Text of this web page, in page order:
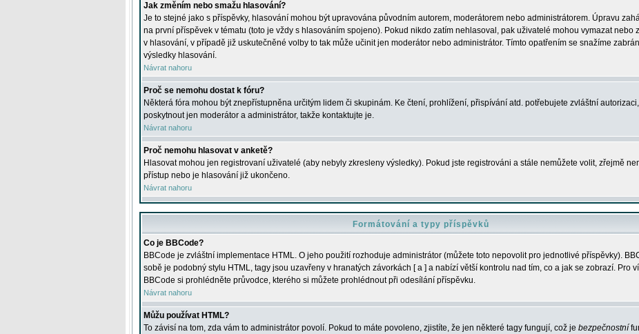
Jak změním nebo smažu hlasování?
Je to stejné jako s příspěvky, hlasování mohou být upravována původním autorem, moderátorem nebo administrátorem. Úpravu
na první příspěvek v tématu (toto je vždy s hlasováním spojeno). Pokud nikdo zatím nehlasoval, pak uživatelé mohou vymazat nebo
v hlasování, v případě již uskutečněné volby to tak může učinit jen moderátor nebo administrátor. Tímto opatřením se snažíme
výsledky hlasování.
Návrat nahoru
Proč se nemohu dostat k fóru?
Některá fóra mohou být znepřístupněna určitým lidem či skupinám. Ke čtení, prohlížení, přispívání atd. potřebujete zvláštní
poskytnout jen moderátor a administrátor, takže kontaktujte je.
Návrat nahoru
Proč nemohu hlasovat v anketě?
Hlasovat mohou jen registrovaní uživatelé (aby nebyly zkresleny výsledky). Pokud jste registrováni a stále nemůžete volit, zřejmě
přístup nebo je hlasování již ukončeno.
Návrat nahoru
Formátování a typy příspěvků
Co je BBCode?
BBCode je zvláštní implementace HTML. O jeho použití rozhoduje administrátor (můžete toto nepovolit pro jednotlivé příspěvky).
sobě je podobný stylu HTML, tagy jsou uzavřeny v hranatých závorkách [ a ] a nabízí větší kontrolu nad tím, co a jak se zobrazí. Pro
BBCode si prohlédněte průvodce, kterého si můžete prohlédnout při odesílání příspěvku.
Návrat nahoru
Můžu používat HTML?
To závisí na tom, zda vám to administrátor povolí. Pokud to máte povoleno, zjistíte, že jen některé tagy fungují, což je bezpečnostní